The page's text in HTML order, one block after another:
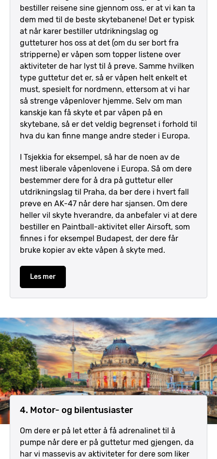
bestiller reisene sine gjennom oss, er at vi kan ta
dem med til de beste skytebanene! Det er typisk
at når karer bestiller utdrikningslag og
gutteturer hos oss at det (om du ser bort fra
stripperne) er våpen som topper listene over
aktiviteter de har lyst til å prøve. Samme hvilken
type guttetur det er, så er våpen helt enkelt et
must, spesielt for nordmenn, ettersom at vi har
så strenge våpenlover hjemme. Selv om man
kanskje kan få skyte et par våpen på en
skytebane, så er det veldig begrenset i forhold til
hva du kan finne mange andre steder i Europa.
I Tsjekkia for eksempel, så har de noen av de
mest liberale våpenlovene i Europa. Så om dere
bestemmer dere for å dra på guttetur eller
utdrikningslag til Praha, da bør dere i hvert fall
prøve en AK-47 når dere har sjansen. Om dere
heller vil skyte hverandre, da anbefaler vi at dere
bestiller en Paintball-aktivitet eller Airsoft, som
finnes i for eksempel Budapest, der dere får
bruke kopier av ekte våpen å skyte med.
Les mer
4. Motor- og bilentusiaster
Om dere er på let etter å få adrenalinet til å
pumpe når dere er på guttetur med gjengen, da
har vi massevis av aktiviteter for dere som liker